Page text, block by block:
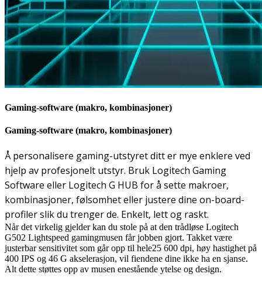
Gaming-software (makro, kombinasjoner)
Gaming-software (makro, kombinasjoner)
Å personalisere gaming-utstyret ditt er mye enklere ved
hjelp av profesjonelt utstyr. Bruk Logitech Gaming
Software eller Logitech G HUB for å sette makroer,
kombinasjoner, følsomhet eller justere dine on-board-
profiler slik du trenger de. Enkelt, lett og raskt.
Når det virkelig gjelder kan du stole på at den trådløse Logitech
G502 Lightspeed gamingmusen får jobben gjort. Takket være
justerbar sensitivitet som går opp til hele25 600 dpi, høy hastighet på
400 IPS og 46 G akselerasjon, vil fiendene dine ikke ha en sjanse.
Alt dette støttes opp av musen enestående ytelse og design.